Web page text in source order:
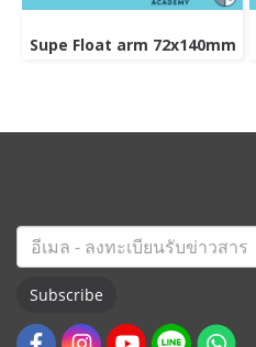
Supe Float arm 72x140mm
Subscribe